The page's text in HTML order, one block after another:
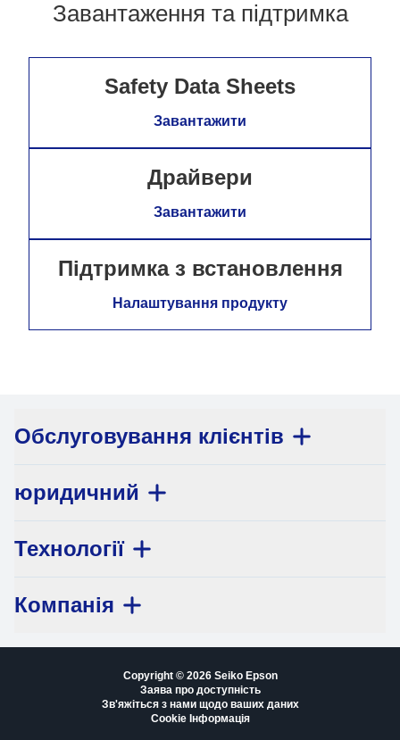
Завантаження та підтримка
Safety Data Sheets
Завантажити
Драйвери
Завантажити
Підтримка з встановлення
Налаштування продукту
Обслуговування клієнтів
юридичний
Технології
Компанія
Copyright © 2026 Seiko Epson
Заява про доступність
Зв'яжіться з нами щодо ваших даних
Cookie Інформація